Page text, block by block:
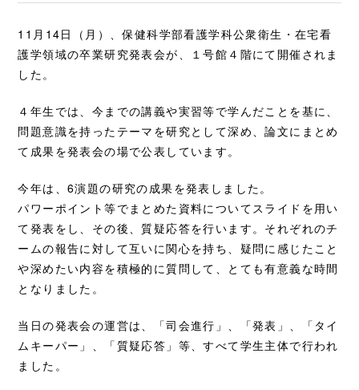
11月14日（月）、保健科学部看護学科公衆衛生・在宅看
護学領域の卒業研究発表会が、１号館４階にて開催されま
した。
４年生では、今までの講義や実習等で学んだことを基に、
問題意識を持ったテーマを研究として深め、論文にまとめ
て成果を発表会の場で公表しています。
今年は、6演題の研究の成果を発表しました。
パワーポイント等でまとめた資料についてスライドを用い
て発表をし、その後、質疑応答を行います。それぞれのチ
ームの報告に対して互いに関心を持ち、疑問に感じたこと
や深めたい内容を積極的に質問して、とても有意義な時間
となりました。
当日の発表会の運営は、「司会進行」、「発表」、「タイ
ムキーパー」、「質疑応答」等、すべて学生主体で行われ
ました。